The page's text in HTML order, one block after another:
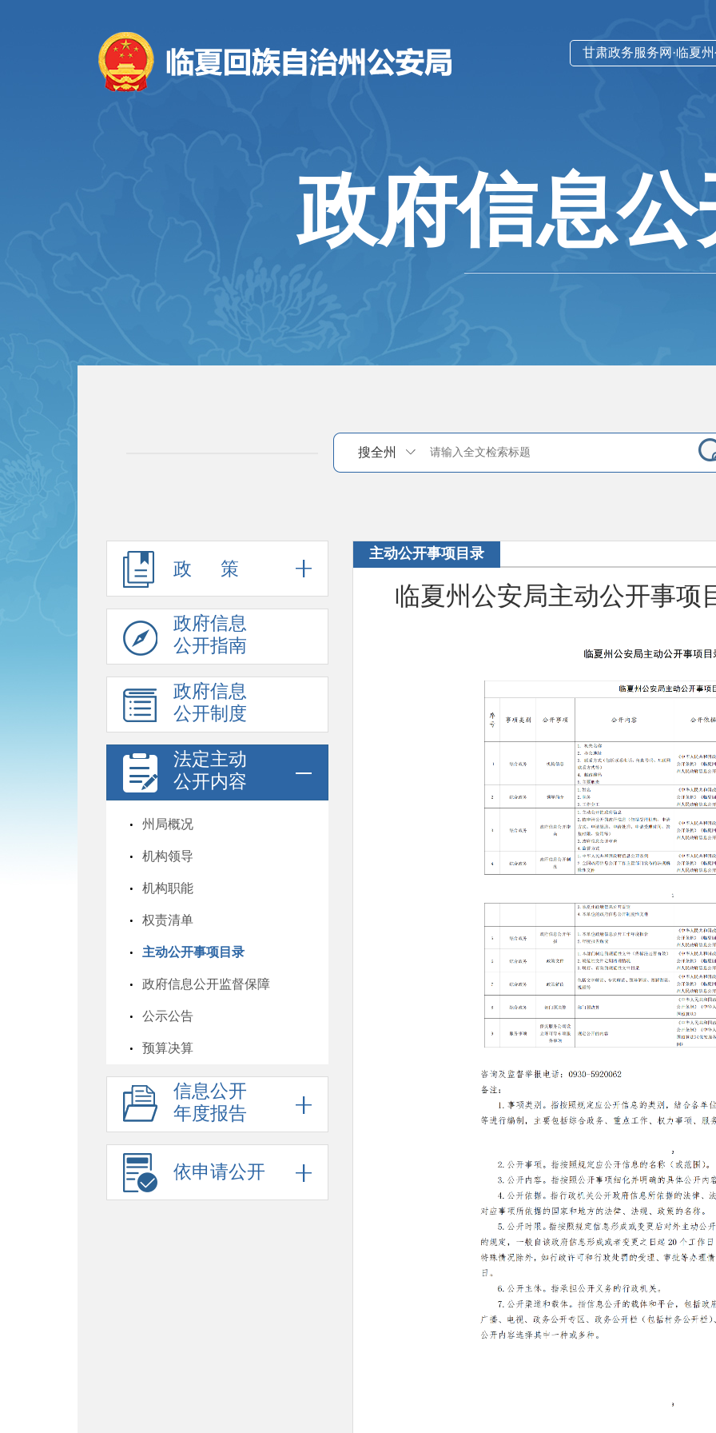
甘肃政务服务网·临夏
政府信息公
搜全州
政 策
政府信息
公开指南
政府信息
公开制度
法定主动
公开内容
州局概况
机构领导
机构职能
权责清单
主动公开事项目录
政府信息公开监督保障
公示公告
预算决算
信息公开
年度报告
依申请公开
主动公开事项目录
临夏州公安局主动公开事项